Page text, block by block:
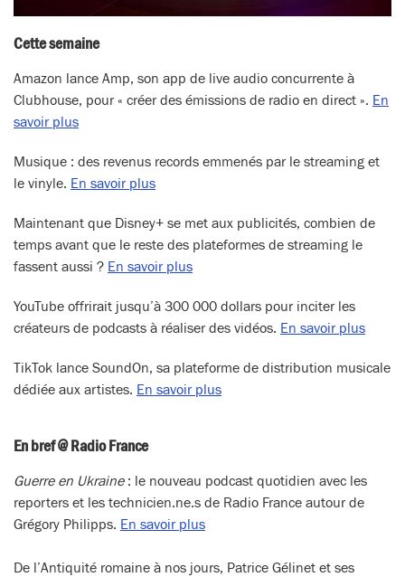
Cette semaine
Amazon lance Amp, son app de live audio concurrente à
Clubhouse, pour « créer des émissions de radio en direct ». En
savoir plus
Musique : des revenus records emmenés par le streaming et
le vinyle. En savoir plus
Maintenant que Disney+ se met aux publicités, combien de
temps avant que le reste des plateformes de streaming le
fassent aussi ? En savoir plus
YouTube offrirait jusqu’à 300 000 dollars pour inciter les
créateurs de podcasts à réaliser des vidéos. En savoir plus
TikTok lance SoundOn, sa plateforme de distribution musicale
dédiée aux artistes. En savoir plus
En bref @ Radio France
Guerre en Ukraine: le nouveau podcast quotidien avec les
reporters et les technicien.ne.s de Radio France autour de
Grégory Philipps. En savoir plus
De l’Antiquité romaine à nos jours, Patrice Gélinet et ses